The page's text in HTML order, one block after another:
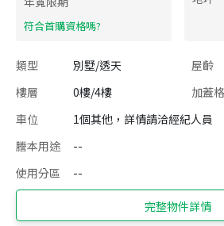
​符合首購資格嗎?
類型 別墅/透天 屋齡
樓層
0樓/4樓 加蓋
車位
1個其他，詳情請洽經紀人員
謄本用途
--
使用分區
--
完整物件詳情